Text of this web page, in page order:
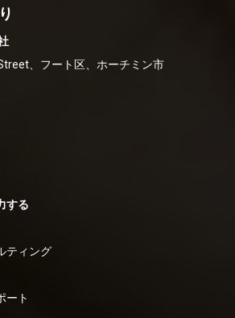
、フート区、ホーチミン市
する
ティング
ート